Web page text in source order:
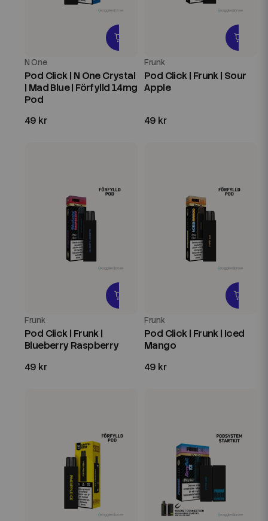
N One
Pod Click | N One Crystal
| Mad Blue | Förfylld 14mg
Pod
49 kr
Frunk
Pod Click | Frunk | Sour
Apple
49 kr
Frunk
Pod Click | Frunk |
Blueberry Raspberry
49 kr
Frunk
Pod Click | Frunk | Iced
Mango
49 kr